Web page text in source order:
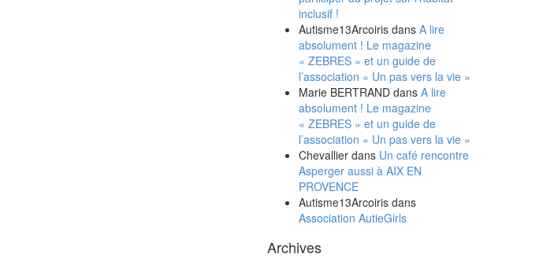
inclusif !
Autisme13Arcoirisdans A lire
absolument ! Le magazine
« ZEBRES » et un guide de
l’association « Un pas vers la vie »
Marie BERTRANDdans A lire
absolument ! Le magazine
« ZEBRES » et un guide de
l’association « Un pas vers la vie »
Chevallierdans Un café rencontre
Asperger aussi à AIX EN
PROVENCE
Autisme13Arcoirisdans
Association AutieGirls
Archives